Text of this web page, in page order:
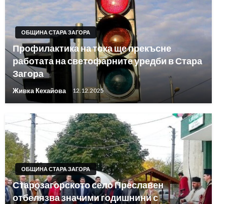
ОБЩИНА СТАРА ЗАГОРА
Профилактика на тока ще прекъсне
работата на светофарните уредби в Стара
Загора
Живка Кехайова 12.12.2025
ОБЩИНА СТАРА ЗАГОРА
Старозагорското село Преславен
отбелязва значими годишнини с